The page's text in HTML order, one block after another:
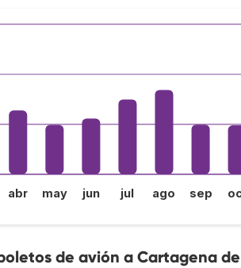
abr may jun jul ago sep
de avión a Cartagena